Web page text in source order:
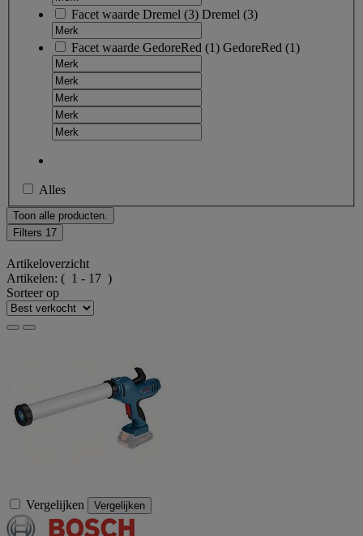
Facet waarde Dremel (3) Dremel (3)
Facet waarde GedoreRed (1) GedoreRed (1)
Alles
Toon alle producten.
Filters 17
Artikeloverzicht
Artikelen: ( 1 - 17 )
Sorteer op
Vergelijken Vergelijken